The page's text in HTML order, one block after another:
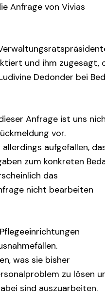
Anfrage von Vivias
und ihm zugesagt,
Dedonder bei
Anfrage ist uns
vor.
aufgefallen,
zum konkreten
das
nicht bearbeiten
was sie bisher
zu lösen
sind auszuarbeiten.